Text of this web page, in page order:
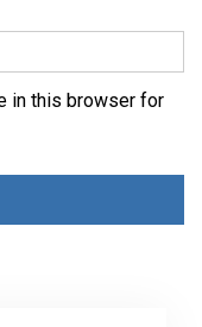
in this browser for